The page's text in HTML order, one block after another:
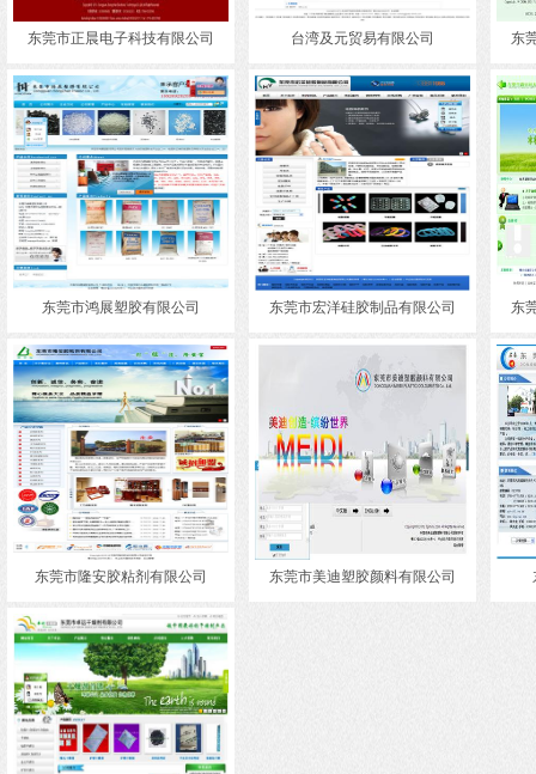
东莞市正晨电子科技有限公司 台湾及元贸易有限公司 东
东莞市鸿展塑胶有限公司 东莞市宏洋硅胶制品有限公司 东
东莞市隆安胶粘剂有限公司 东莞市美迪塑胶颜料有限公司